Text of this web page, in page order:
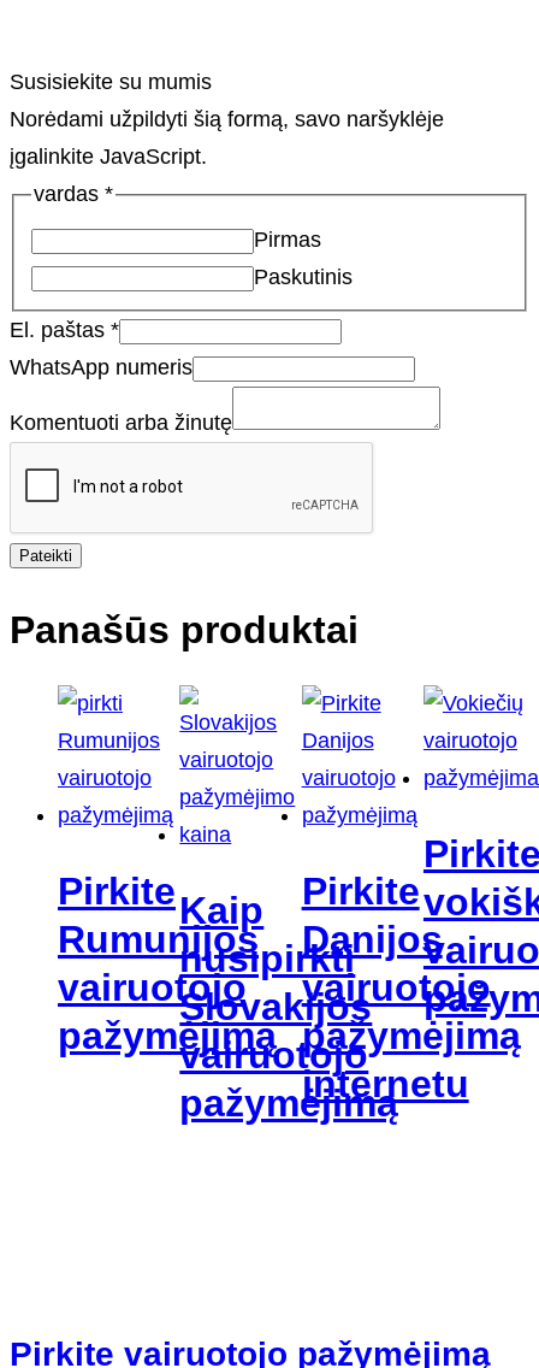
Susisiekite su mumis
Norėdami užpildyti šią formą, savo naršyklėje
įgalinkite JavaScript.
vardas *
Pirmas
Paskutinis
El. paštas *
WhatsApp numeris
Komentuoti arba žinutę
Pateikti
Panašūs produktai
Pirkite
Rumunijos
vairuotojo
pažymėjimą
Kaip
nusipirkti
Slovakijos
vairuotojo
pažymėjimą
Pirkite
Danijos
vairuotojo
pažymėjimą
internetu
Pirkite vairuotojo pažymėjimą